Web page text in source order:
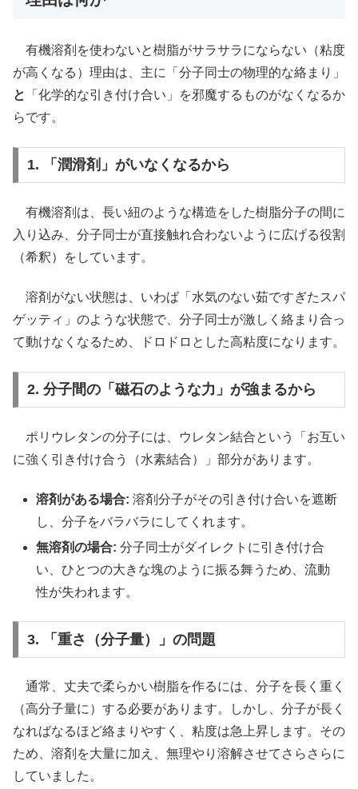
有機溶剤を使わないと樹脂がサラサラにならない（粘度
が高くなる）理由は、主に「分子同士の物理的な絡まり」
と
「化学的な引き付け合い」を邪魔するものがなくなるか
らです。
1. 「潤滑剤」がいなくなるから
有機溶剤は、長い紐のような構造をした樹脂分子の間に
入り込み、分子同士が直接触れ合わないように広げる役割
（希釈）をしています。
溶剤がない状態は、いわば「水気のない茹ですぎたスパ
ゲッティ」のような状態で、分子同士が激しく絡まり合っ
て動けなくなるため、ドロドロとした高粘度になります。
2. 分子間の「磁石のような力」が強まるから
ポリウレタンの分子には、ウレタン結合という「お互い
に強く引き付け合う（水素結合）」部分があります。
溶剤がある場合: 溶剤分子がその引き付け合いを遮断
し、分子をバラバラにしてくれます。
無溶剤の場合: 分子同士がダイレクトに引き付け合
い、ひとつの大きな塊のように振る舞うため、流動
性が失われます。
3. 「重さ（分子量）」の問題
通常、丈夫で柔らかい樹脂を作るには、分子を長く重く
（高分子量に）する必要があります。しかし、分子が長く
なればなるほど絡まりやすく、粘度は急上昇します。その
ため、溶剤を大量に加え、無理やり溶解させてさらさらに
していました。